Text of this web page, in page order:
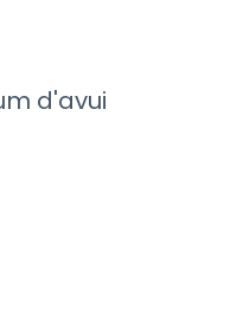
d'avui